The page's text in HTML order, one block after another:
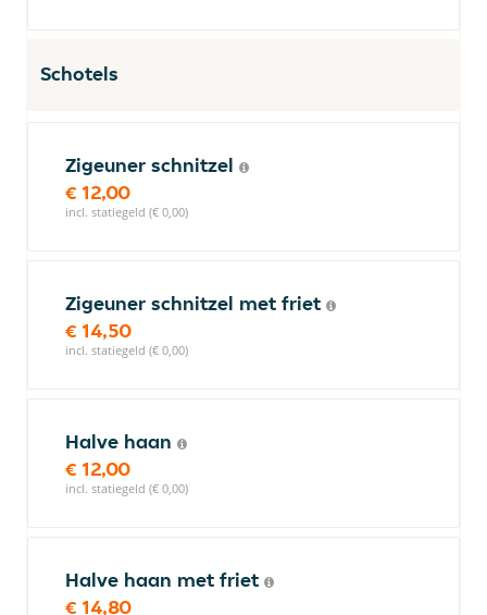
Schotels
Zigeuner schnitzel
€ 12,00
incl. statiegeld (€ 0,00)
Zigeuner schnitzel met friet
€ 14,50
incl. statiegeld (€ 0,00)
Halve haan
€ 12,00
incl. statiegeld (€ 0,00)
Halve haan met friet
€ 14,80